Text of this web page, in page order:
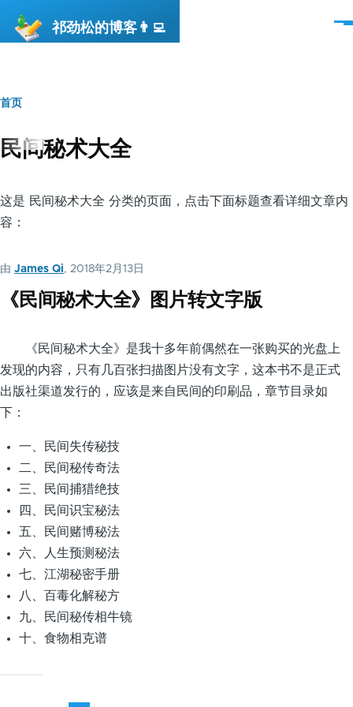
祁劲松的博客👨‍💻
菜
面
包
屑
首页
民间秘术大全
这是 民间秘术大全 分类的页面，点击下面标题查看详细文章内
容：
由 James Qi, 2018年2月13日
《民间秘术大全》图片转文字版
《民间秘术大全》是我十多年前偶然在一张购买的光盘上
发现的内容，只有几百张扫描图片没有文字，这本书不是正式
出版社渠道发行的，应该是来自民间的印刷品，章节目录如
下：
一、民间失传秘技
二、民间秘传奇法
三、民间捕猎绝技
四、民间识宝秘法
五、民间赌博秘法
六、人生预测秘法
七、江湖秘密手册
八、百毒化解秘方
九、民间秘传相牛镜
十、食物相克谱